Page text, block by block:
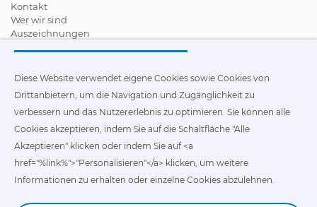
Kontakt
Wer wir sind
Auszeichnungen
Vertragshändler werden
Videos
FAQ - Häufig gestellte Fragen (FAQs)
Diese Website verwendet eigene Cookies und Cookies von
Drittanbietern, um die Navigation und Zugänglichkeit unserer
Website zu verbessern und das Nutzererlebnis zu optimieren.
Sie können auf"Einstellungen"klicken, um weitere
Diese Website verwendet eigene Cookies sowie Cookies von
Drittanbietern, um die Navigation und Zugänglichkeit zu
verbessern und das Nutzererlebnis zu optimieren. Sie können alle
Cookies akzeptieren, indem Sie auf die Schaltfläche "Alle
Akzeptieren" klicken oder indem Sie auf <a
href="%link%">"Personalisieren"</a> klicken, um weitere
Informationen zu erhalten oder einzelne Cookies abzulehnen.